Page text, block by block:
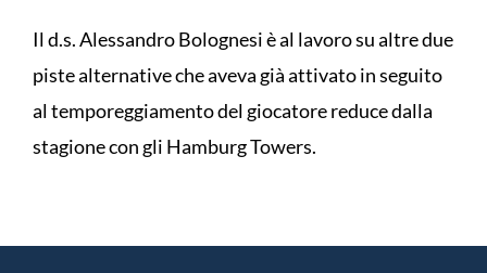
Il d.s. Alessandro Bolognesi è al lavoro su altre due
piste alternative che aveva già attivato in seguito
al temporeggiamento del giocatore reduce dalla
stagione con gli Hamburg Towers.